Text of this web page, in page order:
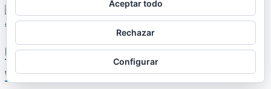
Actualidadhace 4 semanas
Organizaciones agrarias y cooperativas
ven en las plantas de biometano ‘una
Aceptar todo
Rechazar
Configurar